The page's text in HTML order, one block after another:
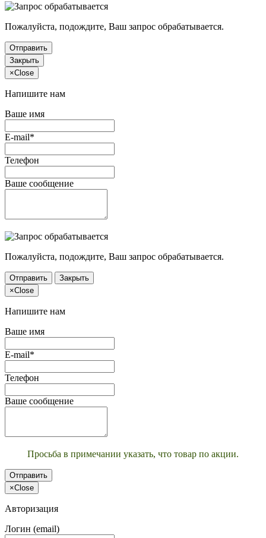
Пожалуйста, подождите, Ваш запрос обрабатывается.
Отправить
Закрыть
×Close
Напишите нам
Ваше имя
E-mail*
Телефон
Ваше сообщение
Пожалуйста, подождите, Ваш запрос обрабатывается.
Отправить
Закрыть
×Close
Напишите нам
Ваше имя
E-mail*
Телефон
Ваше сообщение
Просьба в примечании указать, что товар по акции.
Отправить
×Close
Авторизация
Логин (email)